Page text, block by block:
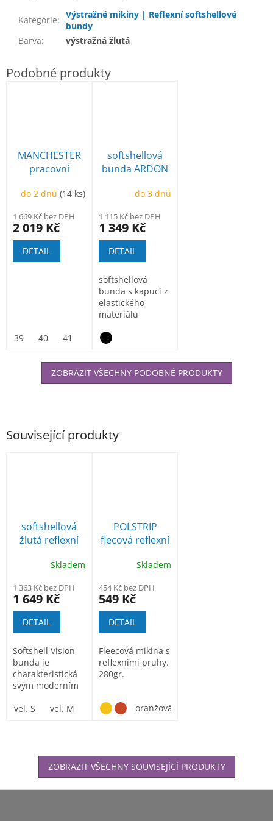
Související produkty
softshellová
žlutá reflexní
bunda T402
Skladem
1 363 Kč bez DPH
1 649 Kč
DETAIL
Softshell Vision
bunda je
charakteristická
svým moderním
designem.
vel. S vel. M vel. L vel . XL vel.XXL
POLSTRIP
flecová reflexní
Skladem
454 Kč bez DPH
549 Kč
DETAIL
Fleecová mikina s
reflexními pruhy.
280gr.
oranžová/modrá
ZOBRAZIT VŠECHNY SOUVISEJÍCÍ PRODUKTY
Kategorie: Výstražné mikiny | Reflexní softshellové
bundy
Barva: výstražná žlutá
MANCHESTER
pracovní
do 2 dnů(14 ks)
1 669 Kč bez DPH
2 019 Kč
DETAIL
39 40 41 43
softshellová
bunda ARDON
do 3 dnů
1 115 Kč bez DPH
1 349 Kč
DETAIL
softshellová
bunda s kapucí z
elastického
materiálu
vnitřní část...
ZOBRAZIT VŠECHNY PODOBNÉ PRODUKTY
Z